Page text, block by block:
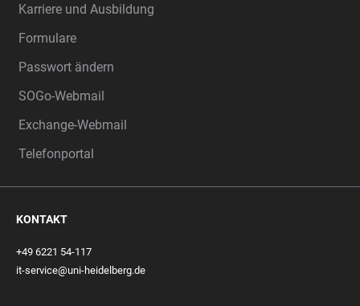
Karriere und Ausbildung
Formulare
Passwort ändern
SOGo-Webmail
Exchange-Webmail
Telefonportal
KONTAKT
+49 6221 54-117
it-service@uni-heidelberg.de